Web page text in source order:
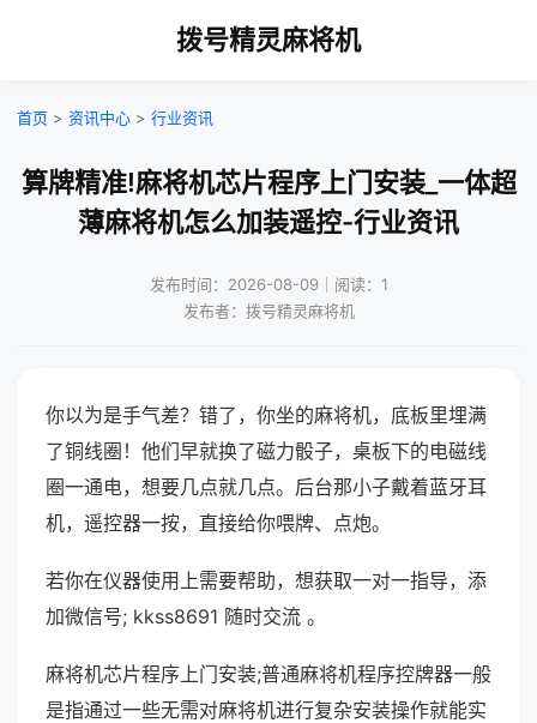
拨号精灵麻将机
首页 > 资讯中心 > 行业资讯
算牌精准!麻将机芯片程序上门安装_一体超
薄麻将机怎么加装遥控-行业资讯
发布时间：2026-08-09｜阅读：1
发布者：拨号精灵麻将机
你以为是手气差？错了，你坐的麻将机，底板里埋满
了铜线圈！他们早就换了磁力骰子，桌板下的电磁线
圈一通电，想要几点就几点。后台那小子戴着蓝牙耳
机，遥控器一按，直接给你喂牌、点炮。
若你在仪器使用上需要帮助，想获取一对一指导，添
加微信号; kkss8691 随时交流 。
麻将机芯片程序上门安装;普通麻将机程序控牌器一般
是指通过一些无需对麻将机进行复杂安装操作就能实